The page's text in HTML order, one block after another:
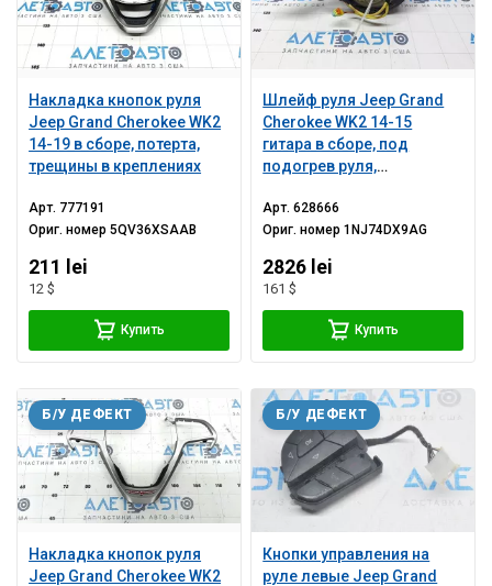
Накладка кнопок руля
Jeep Grand Cherokee WK2
14-19 в сборе, потерта,
трещины в креплениях
Арт. 777191
Ориг. номер5QV36XSAAB
211 lei
12 $
Купить
Шлейф руля Jeep Grand
Cherokee WK2 14-15
гитара в сборе, под
подогрев руля,
Арт.628666
Ориг. номер1NJ74DX9AG
2826 lei
161 $
Купить
Накладка кнопок руля
Jeep Grand Cherokee WK2
Б/У ДЕФЕКТ
Кнопки управления на
руле левые Jeep Grand
Б/У ДЕФЕКТ